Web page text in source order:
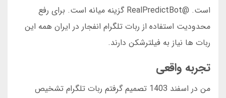
است. @RealPredictBot گزینه میانه است. برای رفع
محدودیت استفاده از ربات تلگرام انفجار در ایران همه این
ربات ها نیاز به فیلترشکن دارند.
تجربه واقعی
من در اسفند 1403 تصمیم گرفتم ربات تلگرام تشخیص